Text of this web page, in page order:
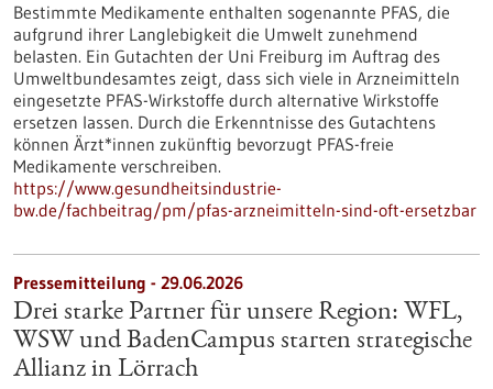
Bestimmte Medikamente enthalten sogenannte PFAS, die
aufgrund ihrer Langlebigkeit die Umwelt zunehmend
belasten. Ein Gutachten der Uni Freiburg im Auftrag des
Umweltbundesamtes zeigt, dass sich viele in Arzneimitteln
eingesetzte PFAS-Wirkstoffe durch alternative Wirkstoffe
ersetzen lassen. Durch die Erkenntnisse des Gutachtens
können Ärzt*innen zukünftig bevorzugt PFAS-freie
Medikamente verschreiben.
https://www.gesundheitsindustrie-
bw.de/fachbeitrag/pm/pfas-arzneimitteln-sind-oft-ersetzbar
Pressemitteilung - 29.06.2026
Drei starke Partner für unsere Region: WFL,
WSW und BadenCampus starten strategische
Allianz in Lörrach